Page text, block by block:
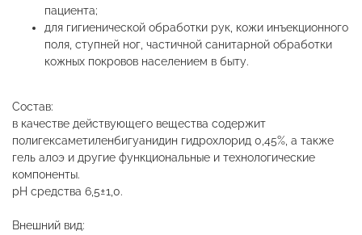
пациента;
для гигиенической обработки рук, кожи инъекционного
поля, ступней ног, частичной санитарной обработки
кожных покровов населением в быту.
Состав:
в качестве действующего вещества содержит
полигексаметиленбигуанидин гидрохлорид 0,45%, а также
гель алоэ и другие функциональные и технологические
компоненты.
рН средства 6,5±1,0.
Внешний вид: